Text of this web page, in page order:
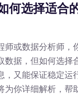
何选择适合
师或数据分析师，
数据，但如何选择
，又能保证稳定运
为你详细解析，帮